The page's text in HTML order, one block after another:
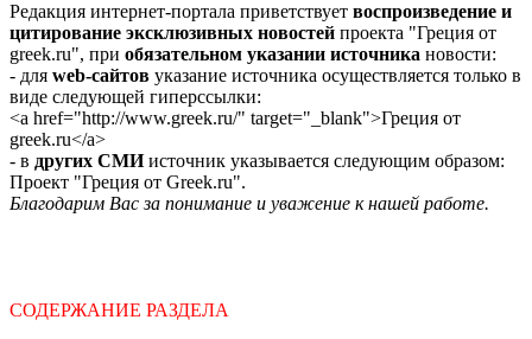
Редакция интернет-портала приветствует воспроизведение и
цитирование эксклюзивных новостей проекта "Греция от
greek.ru", при обязательном указании источника новости:
- для web-сайтов указание источника осуществляется только в
виде следующей гиперссылки:
<a href="http://www.greek.ru/" target="_blank">Греция от
greek.ru</a>
- в других СМИисточник указывается следующим образом:
Проект "Греция от Greek.ru".
Благодарим Вас за понимание и уважение к нашей работе.
СОДЕРЖАНИЕ РАЗДЕЛА